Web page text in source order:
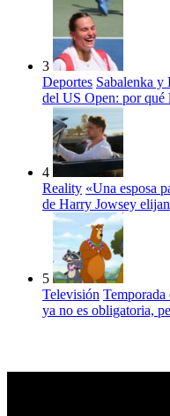
3
Deportes Sabalenka y
del US Open: por qué
4
Reality «Una esposa
de Harry Jowsey
5
Televisión
ya no es obligatoria,